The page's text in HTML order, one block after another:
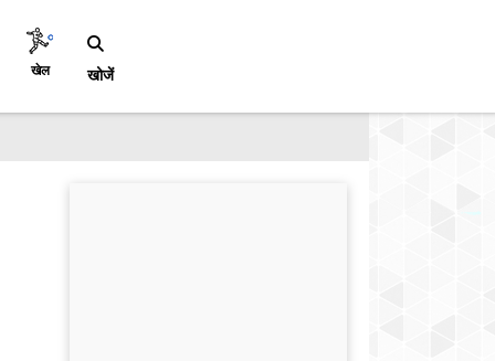
खेल खोजें